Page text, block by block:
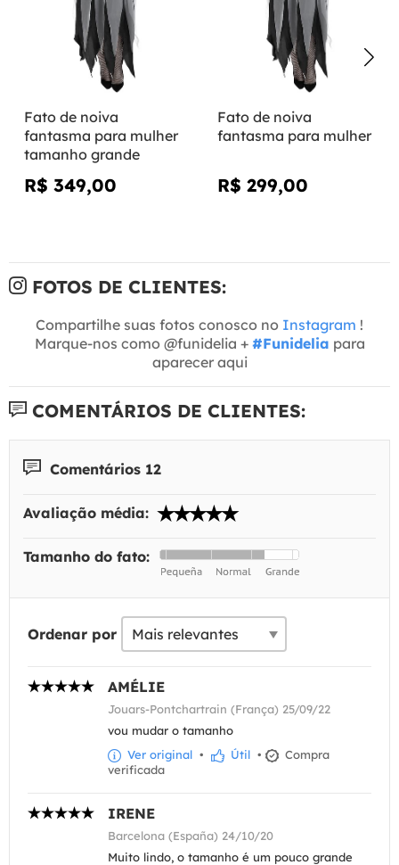
Fato de noiva
fantasma para mulher
tamanho grande
R$ 349,00
Fato de noiva
fantasma para mulher
R$ 299,00
FOTOS DE CLIENTES:
Compartilhe suas fotos conosco no Instagram !
Marque-nos como @funidelia + #Funidelia para
aparecer aqui
COMENTÁRIOS DE CLIENTES:
Comentários 12
Avaliação média:
Tamanho do fato:
Ordenar por
AMÉLIE
Jouars-Pontchartrain (França) 25/09/22
vou mudar o tamanho
Ver original • Útil •
Compra
verificada
IRENE
Barcelona (España) 24/10/20
Muito lindo, o tamanho é um pouco grande